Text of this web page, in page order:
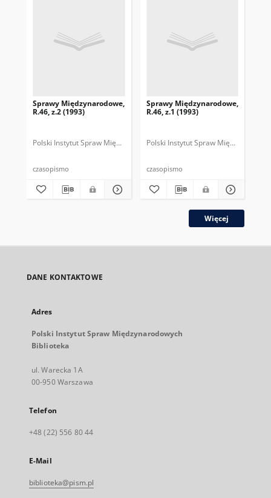
Sprawy Międzynarodowe,
R.46, z.2 (1993)
Polski Instytut Spraw Międzynarodowych. Polska Fundacja Spraw
czasopismo
Sprawy Międzynarodowe,
R.46, z.1 (1993)
Polski Instytut Spraw
czasopismo
Więcej
DANE KONTAKTOWE
Adres
Polski Instytut Spraw Międzynarodowych
Biblioteka
ul. Warecka 1A
00-950 Warszawa
Telefon
+48 (22) 556 80 44
E-Mail
biblioteka@pism.pl